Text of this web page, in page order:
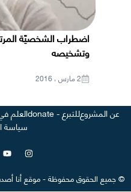
اضطراب الشخصيّة
وتشخيصه
2 مارس ، 2016
عن المشروعللتبرع - donate العلم
سياسة
©جميع الحقوق محفوظة-موقعأنا